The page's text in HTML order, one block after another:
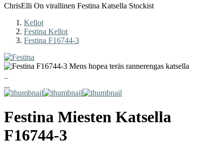
ChrisElli On virallinen Festina Katsella Stockist
Kellot
Festina Kellot
Festina F16744-3
Festina Miesten Katsella
F16744-3